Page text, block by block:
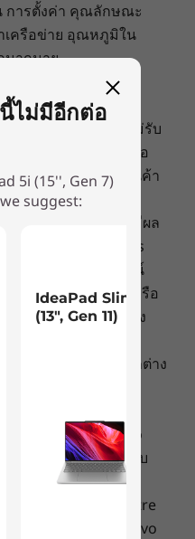
ลงด้วยจอแสดงผลที่
ช้ จอแสดงผลความ
างขึ้นและการรับรอง
ลำโพงหน้าที่ผ่านการ
งที่เสียงดังกระหึ่มเพื่อยก
และรับฟังของคุณ
วนตัว
บบเสียง Dolby Audio
ปิดเพื่อความเป็นส่วนตัว
อร์ปิดเพื่อความเป็นส่วนตัว
. / 0.66 นิ้ว x 14.04 นิ้ว x
. / 0.70 นิ้ว x 14.04 นิ้ว x
การตั้งค่า คุณลักษณะ
เครือข่าย อุณหภูมิใน
มากมาย
เสนอ ราคา ข้อมูล
ให้บริการอาจ
ห้ทราบ Lenovo จะไม่รับ
ด้านการถ่ายภาพหรือ
นหาเพิ่มเติมได้ที่ร้านค้า
อง Lenovo
ที่อาจมีผล
ะเอียดบน Windows
ละการอัพเกรด/ดาวน์
ม่มีการจัดตั้งตัวแทนหรือ
ตภัณฑ์หรือบริการของ
แทนจำหน่ายอาจแตกต่าง
องตัวแทนจำหน่าย
ส่วนภูมิภาคจะใช้ได้
ละจีนเท่านั้น Lenovo
บประกันที่เกี่ยวข้องกับ
ที่สาม
ThinkCentre
มายการค้าของ Lenovo
ไม่มีอีกต่อ
5i (15'', Gen 7)
suggest:
IdeaPad Slim 5i
(13", Gen 11)